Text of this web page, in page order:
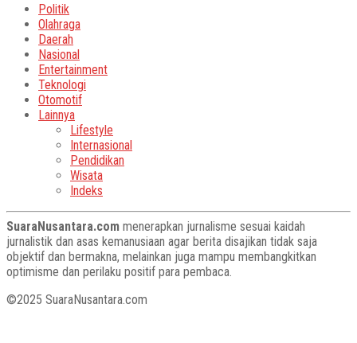
Politik
Olahraga
Daerah
Nasional
Entertainment
Teknologi
Otomotif
Lainnya
Lifestyle
Internasional
Pendidikan
Wisata
Indeks
SuaraNusantara.com menerapkan jurnalisme sesuai kaidah
jurnalistik dan asas kemanusiaan agar berita disajikan tidak saja
objektif dan bermakna, melainkan juga mampu membangkitkan
optimisme dan perilaku positif para pembaca.
©2025 SuaraNusantara.com